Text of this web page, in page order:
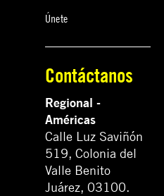
Únete
Contáctanos
Regional -
Américas
Calle Luz Saviñón
519, Colonia del
Valle Benito
Juárez, 03100.